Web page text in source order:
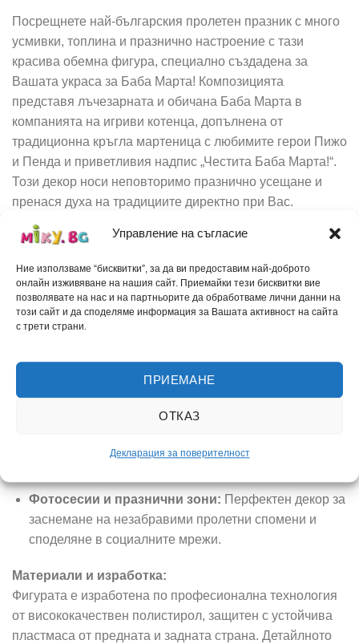
Управление на съгласие
Ние използваме “бисквитки”, за да ви предоставим най-доброто
онлайн изживяване на нашия сайт. Приемайки тези бисквитки вие
позволявате на нас и на партньорите да обработваме лични данни на
този сайт и да споделяме информация за Вашата активност на сайта
с трети страни.
ПРИЕМАНЕ
ОТКАЗ
Декларация за поверителност
Посрещнете най-българския пролетен празник с много
усмивки, топлина и празнично настроение с тази
красива обемна фигура, специално създадена за
Вашата украса за Баба Марта! Композицията
представя лъчезарната и обичана Баба Марта в
компанията на игриви котенца, допълнена от
традиционна кръгла мартеница с любимите герои Пижо
и Пенда и приветливия надпис „Честита Баба Марта!“.
Този декор носи неповторимо празнично усещане и
пренася духа на традициите директно при Вас.
Идеи за декорация и приложение:
Детски градини и училища:Създайте вълнуваща и
приветлива атмосфера за децата, като ги запознаете
с българските обичаи чрез ярки и жизнени образи.
вниманието на клиентите и създайте празнично
настроение във Вашия магазин, салон или бизнес
фигура е отличен избор за празнично оформление
Фотосесии и празнични зони: Перфектен декор за
заснемане на незабравими пролетни спомени и
споделяне в социалните мрежи.
Материали и изработка:
Фигурата е изработена по професионална технология
от висококачествен полистирол, защитен с устойчива
пластмаса от предната и задната страна. Детайлното